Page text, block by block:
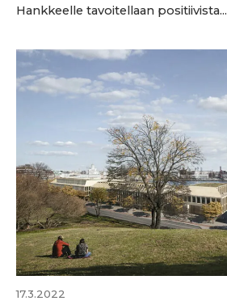
Hankkeelle tavoitellaan positiivista...
17.3.2022